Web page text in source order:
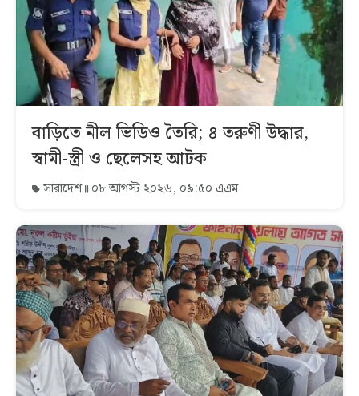
বাড়িতে নীল ভিডিও তৈরি; ৪ তরুণী উদ্ধার,
স্বামী-স্ত্রী ও ছেলেসহ আটক
সারাদেশ ০৮ আগস্ট ২০২৬, ০৯:৫০ এএম